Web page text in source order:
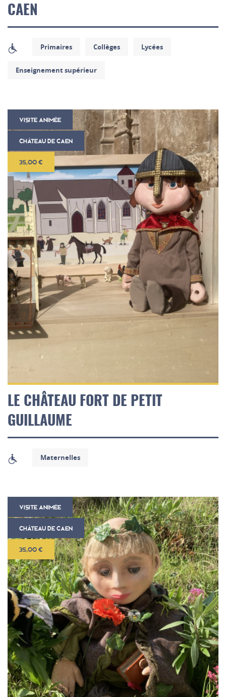
CAEN
Primaires Collèges Lycées
Enseignement supérieur
VISITE ANIMÉE
CHÂTEAU DE CAEN
35,00 €
LE CHÂTEAU FORT DE PETIT
GUILLAUME
Maternelles
VISITE ANIMÉE
CHÂTEAU DE CAEN
35,00 €